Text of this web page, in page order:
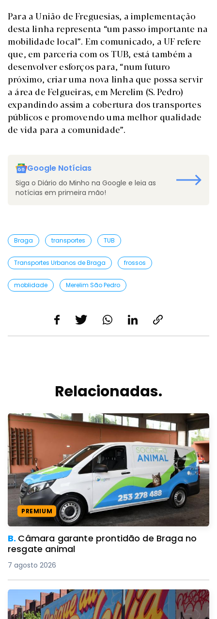
Para a União de Freguesias, a implementação
desta linha representa “um passo importante na
mobilidade local”. Em comunicado, a UF refere
que, em parceria com os TUB, está também a
desenvolver esforços para, “num futuro
próximo, criar uma nova linha que possa servir
a área de Felgueiras, em Merelim (S. Pedro)
expandindo assim a cobertura dos transportes
públicos e promovendo uma melhor qualidade
de vida para a comunidade”.
Google Notícias
Siga o Diário do Minho na Google e leia as
notícias em primeira mão!
Braga transportes TUB
Transportes Urbanos de Braga frossos
moblidade Merelim São Pedro
Relacionadas.
PREMIUM
B. Câmara garante prontidão de Braga no
resgate animal
7 agosto 2026